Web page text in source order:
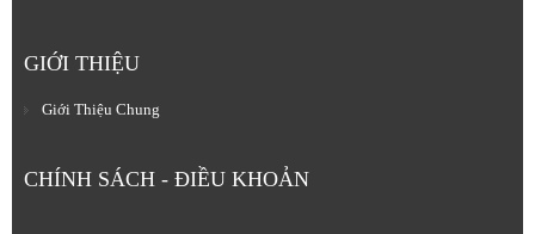
GIỚI THIỆU
Giới Thiệu Chung
CHÍNH SÁCH - ĐIỀU KHOẢN